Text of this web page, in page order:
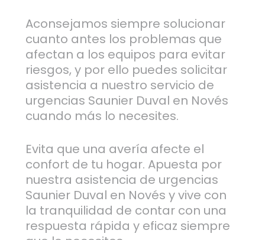
Aconsejamos siempre solucionar
cuanto antes los problemas que
afectan a los equipos para evitar
riesgos, y por ello puedes solicitar
asistencia a nuestro servicio de
urgencias Saunier Duval en Novés
cuando más lo necesites.
Evita que una avería afecte el
confort de tu hogar. Apuesta por
nuestra asistencia de urgencias
Saunier Duval en Novés y vive con
la tranquilidad de contar con una
respuesta rápida y eficaz siempre